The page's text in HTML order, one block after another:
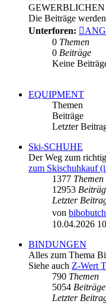
GEWERBLICHEN
Die Beiträge
Unterforen:
0 Themen
0 Beiträge
Keine
EQUIPMENT
Themen
Beiträge
Letzter
Ski-SCHUHE
Der Weg zum
zum Skischuhkauf
1377 Themen
12953
Letzter
von
10.04.2026
BINDUNGEN
Alles zum Thema
Siehe auch Z-Wert
790 Themen
5054 Beiträge
Letzter